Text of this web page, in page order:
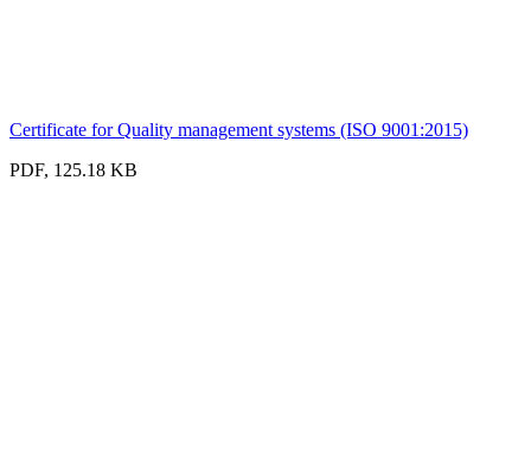
Certificate for Quality management systems (ISO 9001:2015)
PDF, 125.18 KB